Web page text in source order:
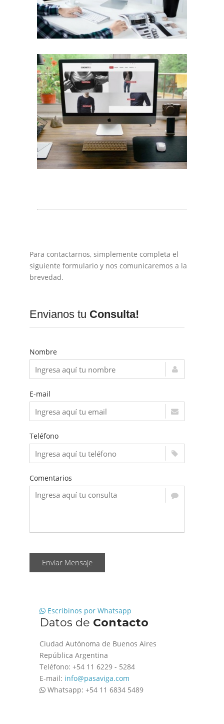
Diseño Web para Indumentaria
Trabajos Web
Para contactarnos, simplemente completa el
siguiente formulario y nos comunicaremos a la
brevedad.
Envianos tu Consulta!
Nombre
E-mail
Teléfono
Comentarios
Enviar Mensaje
Escribinos por Whatsapp
Datos de Contacto
Ciudad Autónoma de Buenos Aires
República Argentina
Teléfono: +54 11 6229 - 5284
E-mail: info@pasaviga.com
Whatsapp: +54 11 6834 5489